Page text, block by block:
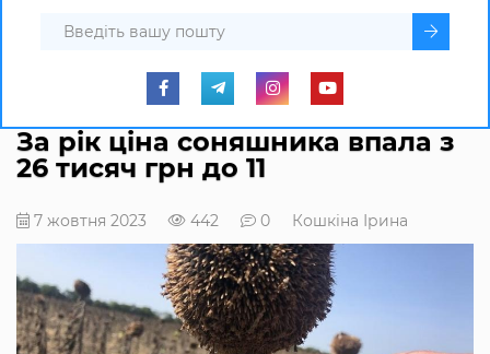
За рік ціна соняшника впала з
26 тисяч грн до 11
7 жовтня 2023 442 0 Кошкіна Ірина